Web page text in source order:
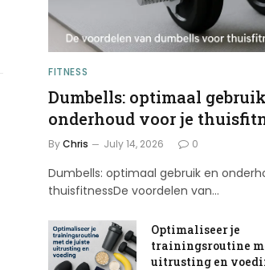
FITNESS
Dumbells: optimaal
onderhoud voor je
ByChris July 14, 2026 0
Dumbells: optimaal gebruik en
thuisfitnessDe voordelen van…
Optimaliseer je
trainingsroutine
uitrusting en